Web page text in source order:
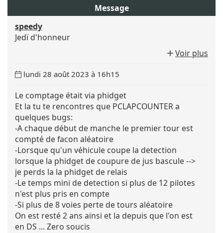
haut
de
bas
de
Message
speedy
Jedï d'honneur
Voir plus
Date
message
:
lundi 28 août 2023 à 16h15
Le comptage était via phidget
Et la tu te rencontres que PCLAPCOUNTER a
quelques bugs:
-A chaque début de manche le premier tour est
compté de facon aléatoire
-Lorsque qu'un véhicule coupe la detection
lorsque la phidget de coupure de jus bascule -->
je perds la la phidget de relais
-Le temps mini de detection si plus de 12 pilotes
n'est plus pris en compte
-Si plus de 8 voies perte de tours aléatoire
On est resté 2 ans ainsi et la depuis que l'on est
en DS ... Zero soucis